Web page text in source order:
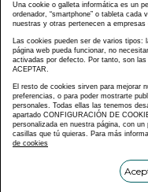
Noticias actualidad
Revistas
Multimedias
Aviso Legal
Política Cookies
Copyright ©
Diseñado y desarrollado
Una cookie o galleta informática es un
ordenador, “smartphone” o tableta
nuestras y otras pertenecen a
Las cookies pueden ser de varios tipos:
página web pueda funcionar, no
activadas por defecto. Por tanto, son
ACEPTAR.
El resto de cookies sirven para mejorar
preferencias, o para poder mostrarte
personales. Todas ellas las tenemos
apartado CONFIGURACIÓN DE
personalizada en nuestra página, con
casillas que tú quieras. Para más
de cookies